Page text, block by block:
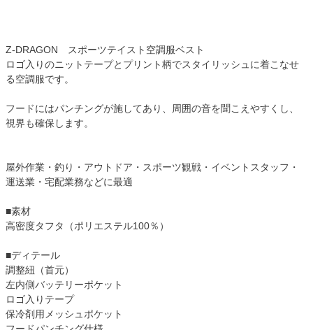
Z-DRAGON スポーツテイスト空調服ベスト
ロゴ入りのニットテープとプリント柄でスタイリッシュに着こなせ
る空調服です。
フードにはパンチングが施してあり、周囲の音を聞こえやすくし、
視界も確保します。
屋外作業・釣り・アウトドア・スポーツ観戦・イベントスタッフ・
運送業・宅配業務などに最適
■素材
高密度タフタ（ポリエステル100％）
■ディテール
調整紐（首元）
左内側バッテリーポケット
ロゴ入りテープ
保冷剤用メッシュポケット